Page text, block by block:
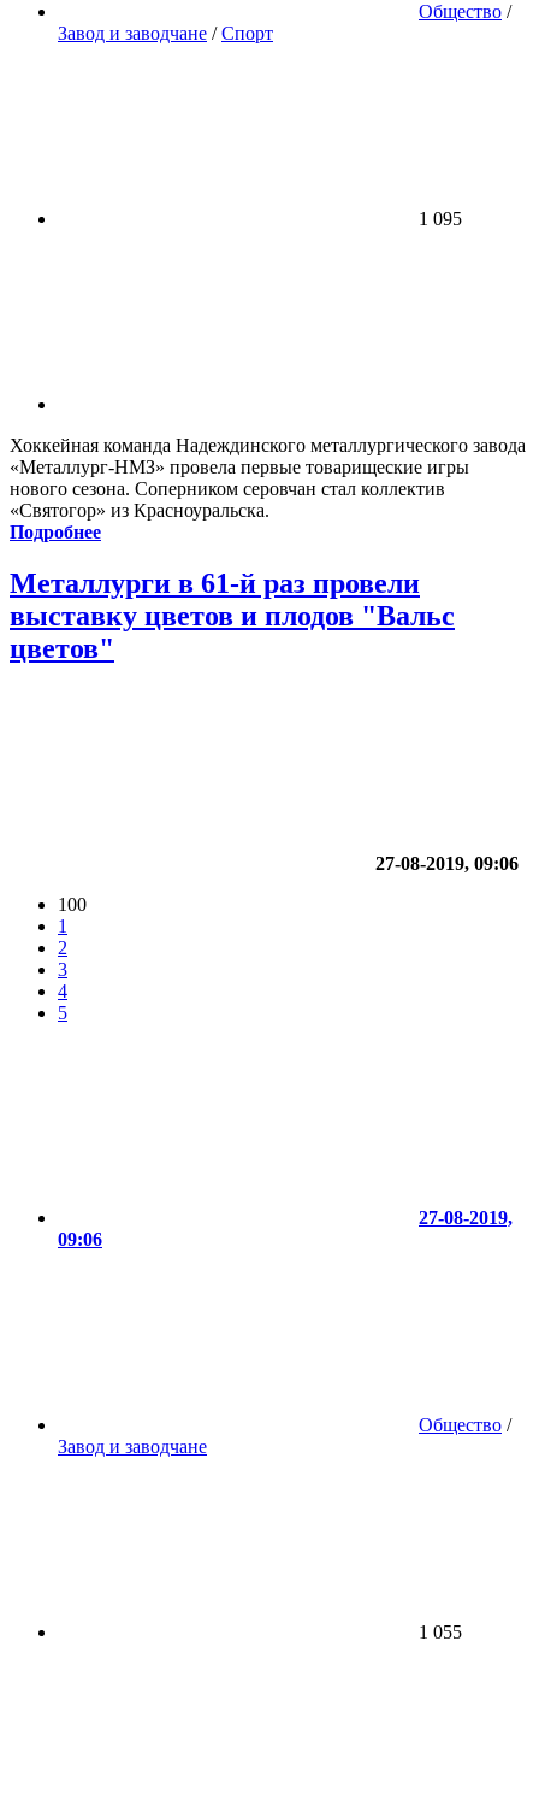
Общество /
Завод и заводчане /Спорт
1 095
Хоккейная команда Надеждинского металлургического завода
«Металлург-НМЗ» провела первые товарищеские игры
нового сезона. Соперником серовчан стал коллектив
«Святогор» из Красноуральска.
Подробнее
Металлурги в 61-й раз провели
выставку цветов и плодов "Вальс
цветов"
27-08-2019, 09:06
100
1
2
3
4
5
27-08-2019,
09:06
Общество /
Завод и заводчане
1 055